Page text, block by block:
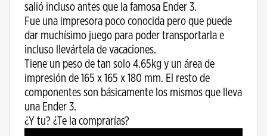
salió incluso antes que la famosa Ender 3.
Fue una impresora poco conocida pero que puede
dar muchísimo juego para poder transportarla e
incluso llevártela de vacaciones.
Tiene un peso de tan solo 4.65kg y un área de
impresión de 165 x 165 x 180 mm. El resto de
componentes son básicamente los mismos que lleva
una Ender 3.
¿Y tu? ¿Te la comprarías?